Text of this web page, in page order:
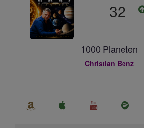
32
1000 Planeten
Christian Benz